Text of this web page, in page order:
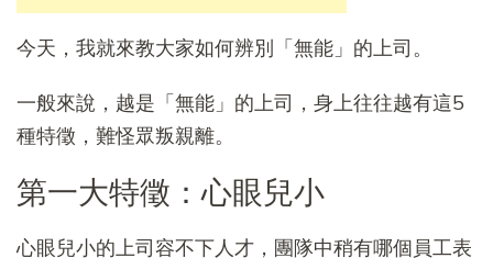
今天，我就來教大家如何辨別「無能」的上司。
一般來說，越是「無能」的上司，身上往往越有這5
種特徵，難怪眾叛親離。
第一大特徵：心眼兒小
心眼兒小的上司容不下人才，團隊中稍有哪個員工表